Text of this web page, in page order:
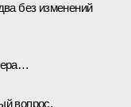
без изменений
вопрос.